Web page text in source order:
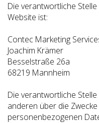
Die verantwortliche
Website ist:
Contec Marketing
Joachim Krämer
Besselstraße 26a
68219 Mannheim
Die verantwortliche
anderen über die
personenbezogenen